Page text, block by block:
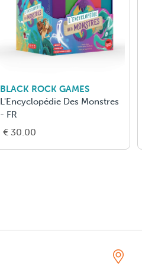
BLACK ROCK GAMES
L'Encyclopédie Des Monstres
- FR
€ 30.00